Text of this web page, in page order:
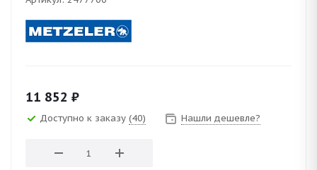
11 852 ₽
Доступно к заказу (40) Нашли дешевле?